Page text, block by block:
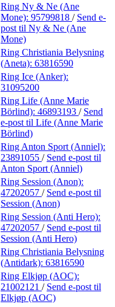
Ring Ny & Ne (Ane
Mone): 95799818 / Send e-
post til Ny & Ne (Ane
Mone)
Ring Christiania Belysning
(Aneta): 63816590
Ring Ice (Anker):
31095200
Ring Life (Anne Marie
Börlind): 46893193 / Send
e-post til Life (Anne Marie
Börlind)
Ring Anton Sport (Anniel):
23891055 / Send e-post til
Anton Sport (Anniel)
Ring Session (Anon):
47202057 / Send e-post til
Session (Anon)
Ring Session (Anti Hero):
47202057 / Send e-post til
Session (Anti Hero)
Ring Christiania Belysning
(Antidark): 63816590
Ring Elkjøp (AOC):
21002121 / Send e-post til
Elkjøp (AOC)